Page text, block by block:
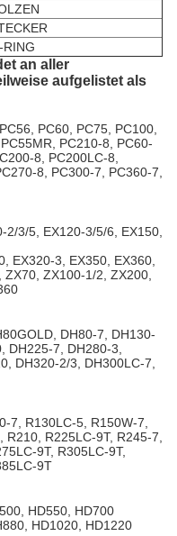
RING
an aller
aufgelistet als
PC60, PC75, PC100,
PC210-8, PC60-
8, PC200LC-8,
8, PC300-7, PC360-7,
2/3/5, EX120-3/5/6, EX150,
EX320-3, EX350, EX360,
ZX100-1/2, ZX200,
DH80-7, DH130-
DH225-7, DH280-3,
DH320-2/3, DH300LC-7,
7, R130LC-5, R150W-7,
R225LC-9T, R245-7,
9T, R305LC-9T,
9T
HD550, HD700
HD1020, HD1220